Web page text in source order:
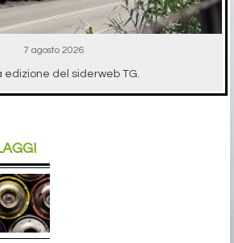
7 agosto 2026
edizione del siderweb TG.